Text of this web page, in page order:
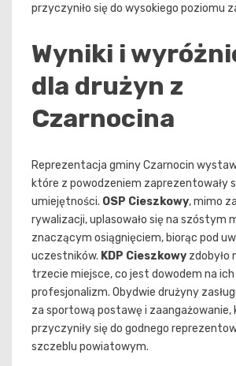
przyczyniło się do wysokiego poziomu
Wyniki i
dla drużyn z
Czarnocina
Reprezentacja gminy Czarnocin
które z powodzeniem zaprezentowały
umiejętności. OSP Cieszkowy, mimo
rywalizacji, uplasowało się na szóstym
znaczącym osiągnięciem, biorąc pod
uczestników. KDP Cieszkowy zdobyło
trzecie miejsce, co jest dowodem na
profesjonalizm. Obydwie drużyny
za sportową postawę i zaangażowanie,
przyczyniły się do godnego
szczeblu powiatowym.